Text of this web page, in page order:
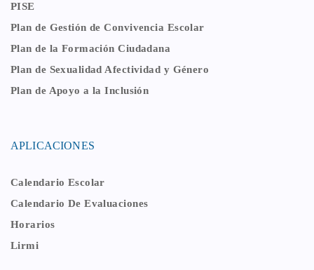
PISE
Plan de Gestión de Convivencia Escolar
Plan de la Formación Ciudadana
Plan de Sexualidad Afectividad y Género
Plan de Apoyo a la Inclusión
APLICACIONES
Calendario Escolar
Calendario De Evaluaciones
Horarios
Lirmi